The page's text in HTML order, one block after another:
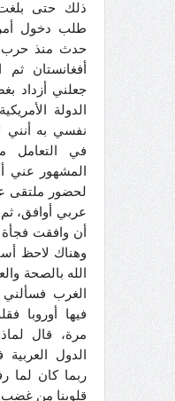
ذلك حتى
طلب دخول
حدث منذ حرب
أفغانستان
جعلني أزداد
الدولة
نفسي به أنني
في التعامل
المشهور عني
لحضور ملتقى
أن وافقت
وهناك لاحظ
الله بالصحة
الغرب
فيها أوروبا
مرة، قال
الدول
ربما كان لما
قلوبنا من غضب